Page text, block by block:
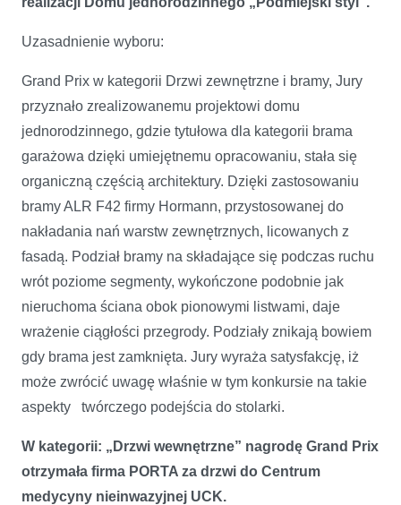
Uzasadnienie wyboru:
Grand Prix w kategorii Drzwi zewnętrzne i bramy, Jury
przyznało zrealizowanemu projektowi domu
jednorodzinnego, gdzie tytułowa dla kategorii brama
garażowa dzięki umiejętnemu opracowaniu, stała się
organiczną częścią architektury. Dzięki zastosowaniu
bramy ALR F42 firmy Hormann, przystosowanej do
nakładania nań warstw zewnętrznych, licowanych z
fasadą. Podział bramy na składające się podczas ruchu
wrót poziome segmenty, wykończone podobnie jak
nieruchoma ściana obok pionowymi listwami, daje
wrażenie ciągłości przegrody. Podziały znikają bowiem
gdy brama jest zamknięta. Jury wyraża satysfakcję, iż
może zwrócić uwagę właśnie w tym konkursie na takie
aspekty twórczego podejścia do stolarki.
W kategorii: „Drzwi wewnętrzne” nagrodę Grand Prix
otrzymała firma PORTA za drzwi do Centrum
medycyny nieinwazyjnej UCK.